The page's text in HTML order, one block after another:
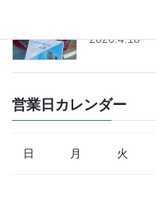
2026.4.18
営業日カレンダー
日 月 火